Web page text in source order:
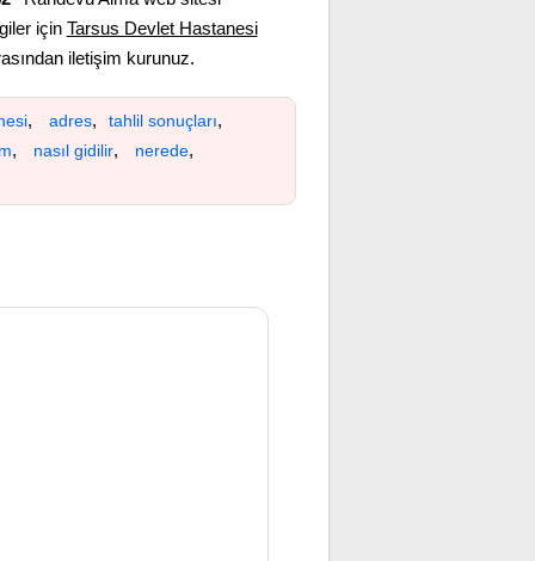
için Tarsus Devlet Hastanesi
iletişim kurunuz.
, adres, tahlil sonuçları,
, nasıl gidilir, nerede,